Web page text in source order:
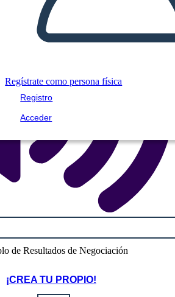
Regístrate como persona física
Registro
Acceder
¡CREA TU PROPIO!